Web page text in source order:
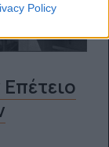
Policy